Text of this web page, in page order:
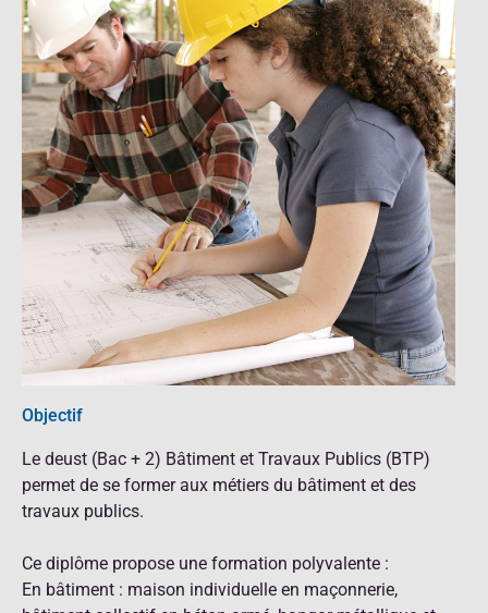
Objectif
Le deust (Bac + 2) Bâtiment et Travaux Publics (BTP)
permet de se former aux métiers du bâtiment et des
travaux publics.
Ce diplôme propose une formation polyvalente :
En bâtiment : maison individuelle en maçonnerie,